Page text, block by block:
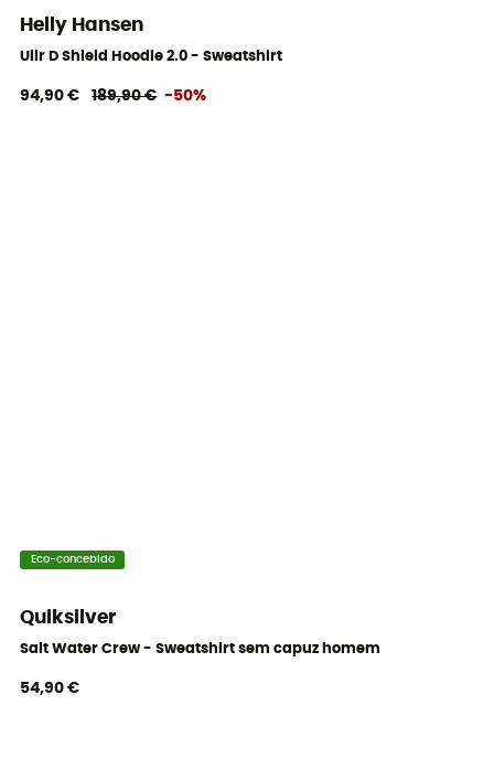
Helly Hansen
Ullr D Shield Hoodie 2.0 - Sweatshirt
94,90 € 189,90 € -50%
Eco-concebido
Quiksilver
Salt Water Crew - Sweatshirt sem capuz homem
54,90 €